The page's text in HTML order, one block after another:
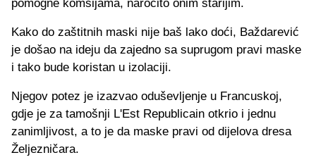
pomogne komšijama, naročito onim starijim.
Kako do zaštitnih maski nije baš lako doći, Baždarević
je došao na ideju da zajedno sa suprugom pravi maske
i tako bude koristan u izolaciji.
Njegov potez je izazvao oduševljenje u Francuskoj,
gdje je za tamošnji L'Est Republicain otkrio i jednu
zanimljivost, a to je da maske pravi od dijelova dresa
Željezničara.